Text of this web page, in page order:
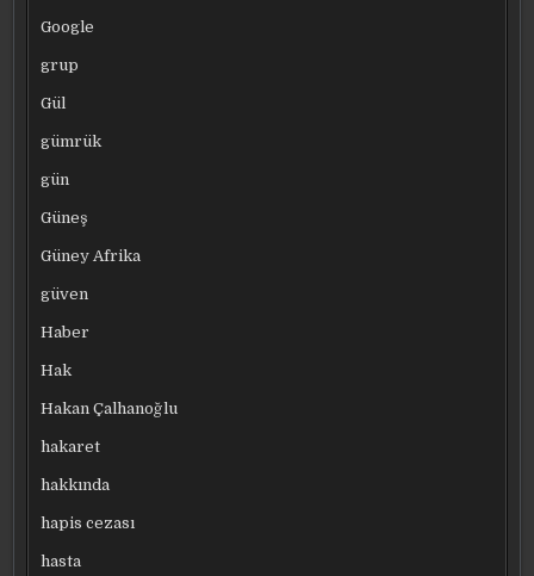
Google
grup
Gül
gümrük
gün
Güneş
Güney Afrika
güven
Haber
Hak
Hakan Çalhanoğlu
hakaret
hakkında
hapis cezası
hasta